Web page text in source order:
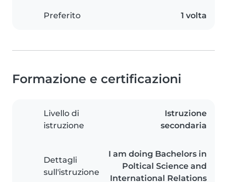
Preferito 1 volta
Formazione e certificazioni
Livello di
istruzione
Istruzione
secondaria
Dettagli
sull'istruzione
I am doing Bachelors in
Poltical Science and
International Relations